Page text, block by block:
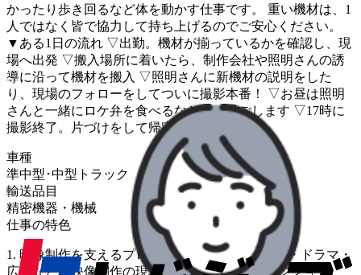
かったり歩き回るなど体を動かす仕事です。 重い機材は、1
人ではなく皆で協力して持ち上げるのでご安心ください。
▼ある1日の流れ ▽出勤。機材が揃っているかを確認し、現
場へ出発 ▽搬入場所に着いたら、制作会社や照明さんの誘
導に沿って機材を搬入 ▽照明さんに新機材の説明をした
り、現場のフォローをしてついに撮影本番！ ▽お昼は照明
さんと一緒にロケ弁を食べるなどして過ごします ▽17時に
撮影終了。片づけをして帰宅
車種
準中型･中型トラック
輸送品目
精密機器・機械
仕事の特色
1. 映像制作を支えるプロ集団 TVCM・映画・MV・ドラマ・
広告など、映像制作の現場においての重要なポジション。